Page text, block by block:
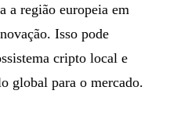
a região europeia em
Isso pode
cripto local e
global para o mercado.